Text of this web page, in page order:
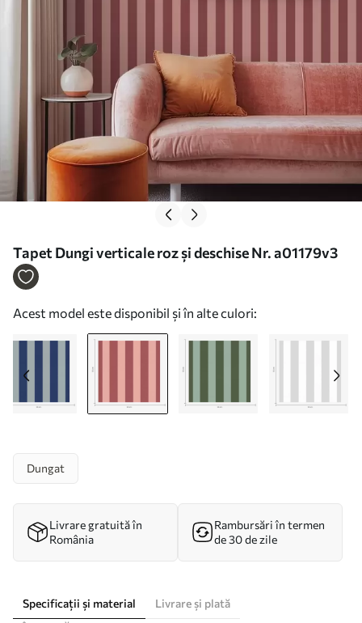
Tapet Dungi verticale roz și deschise Nr. a01179v3
Acest model este disponibil și în alte culori:
Dungat
Livrare gratuită în
România
Rambursări în termen
de 30 de zile
Specificații și material
Livrare și plată